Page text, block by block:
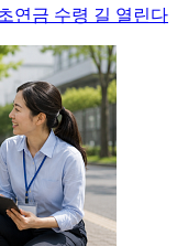
연금 수령 길 열린다